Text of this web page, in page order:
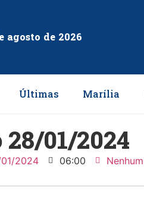
agosto de 2026
Últimas Marília
01/2024
2024 06:00